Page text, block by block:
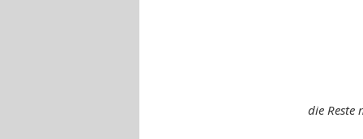
die Reste